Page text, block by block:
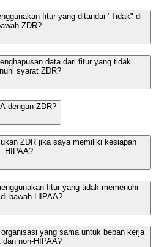
fitur yang ditandai "Tidak" di
ZDR?
data dari fitur yang tidak
syarat ZDR?
dengan ZDR?
ZDR jika saya memiliki kesiapan
HIPAA?
fitur yang tidak memenuhi
bawah HIPAA?
yang sama untuk beban kerja
dan non-HIPAA?